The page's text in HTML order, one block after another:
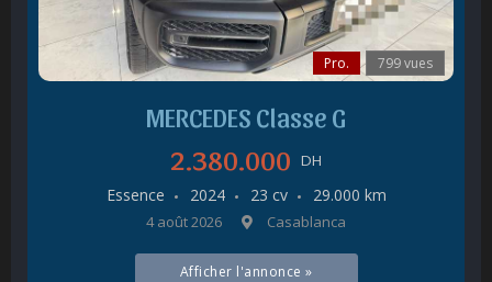
Pro. 799 vues
MERCEDES Classe G
2.380.000 DH
Essence 2024 23 cv 29.000 km
4 août 2026 Casablanca
Afficher l'annonce »